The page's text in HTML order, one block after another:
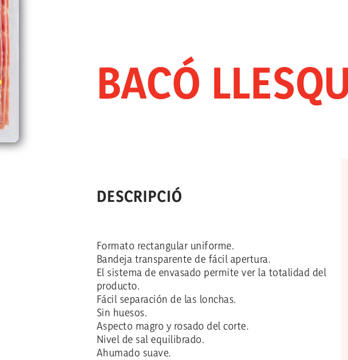
BACÓ
DESCRIPCIÓ
Formato rectangular uniforme.
Bandeja transparente de fácil apertura.
El sistema de envasado permite ver la totalidad del
producto.
Fácil separación de las lonchas.
Sin huesos.
Aspecto magro y rosado del corte.
Nivel de sal equilibrado.
Ahumado suave.